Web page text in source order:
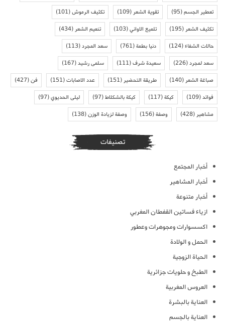
تعطير الجسم(95) تقوية الشعر(109) تكثيف الرموش(101)
تكثيف الشعر(195) تلميع الاواني(103) تنعيم الشعر(434)
حالات الشفاء(124) دنيا بطمة(761) سعد المجرد(113)
سعد لمجرد(226) سعيدة شرف(111) سلمى رشيد(167)
صباغة الشعر(140) طريقة التحضير(151) عدد الاصابات(151) فن(427)
فوائد(109) كيكة(117) كيكة بالشكلاط(97) ليلى الحديوي(97)
مشاهير(428) وصفة(156) وصفة لزيادة الوزن(138)
تصنيفات
أخبار المجتمع
أخبار المشاهير
أخبار متنوعة
ازياء فساتين القفطان المغربي
اكسسوارات ومجوهرات وعطور
الحمل و الولادة
الحياة الزوجية
الطبخ و حلويات جزائرية
العروس المغربية
العناية بالبشرة
العناية بالجسم